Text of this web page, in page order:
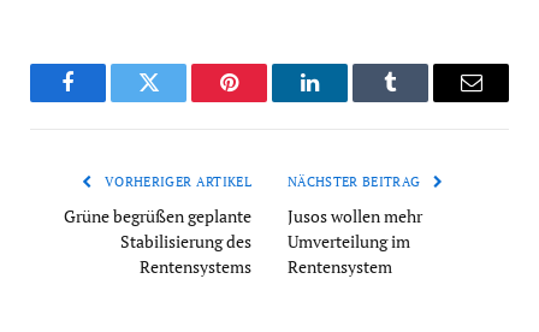
FacebookTwitter Pinterest LinkedInTumblr Email
VORHERIGER ARTIKEL
Grüne begrüßen geplante
Stabilisierung des
Rentensystems
NÄCHSTER BEITRAG
Jusos wollen mehr
Umverteilung im
Rentensystem